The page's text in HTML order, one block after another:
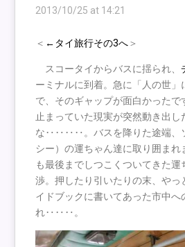
2013/10/25 at 14:21
＜ ←タイ旅行その3へ＞
スコータイからバスに揺られ、
ーミナルに到着。急に「人の世」
で、そのギャップが面白かったで
止まっていた現実が突然動き出し
な‥‥‥‥。バスを降りた途端、
シー）の運ちゃん達に取り囲まれ
も最後までしつこくついてきた運
渉。押したり引いたりの末、やっ
イドブックに書いてあった市中へ
れ‥‥‥。